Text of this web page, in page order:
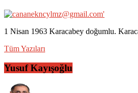
1 Nisan 1963 Karacabey doğumlu.
Tüm Yazıları
Yusuf Kayışoğlu